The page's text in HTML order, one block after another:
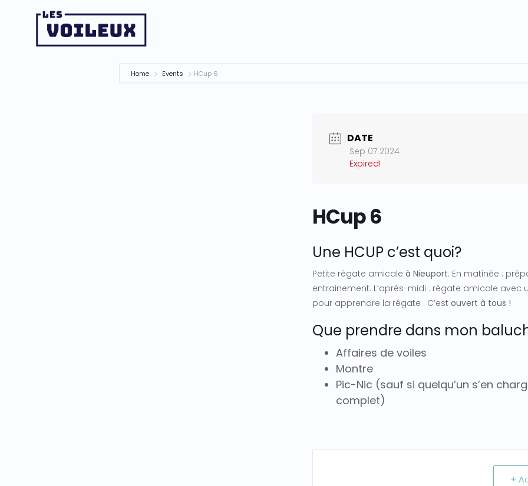
Home Events HCup 6
DATE
Sep 07 2024
Expired!
HCup 6
Une HCUP c’est quoi?
Petite régate amicaleà Nieuport. En matinée :
entrainement. L’après-midi : régate amicale avec
pour apprendre la régate . C’estouvert à tous !
Que prendre dans mon
Affaires de voiles
Montre
Pic-Nic (sauf si quelqu’un s’en
complet)
+